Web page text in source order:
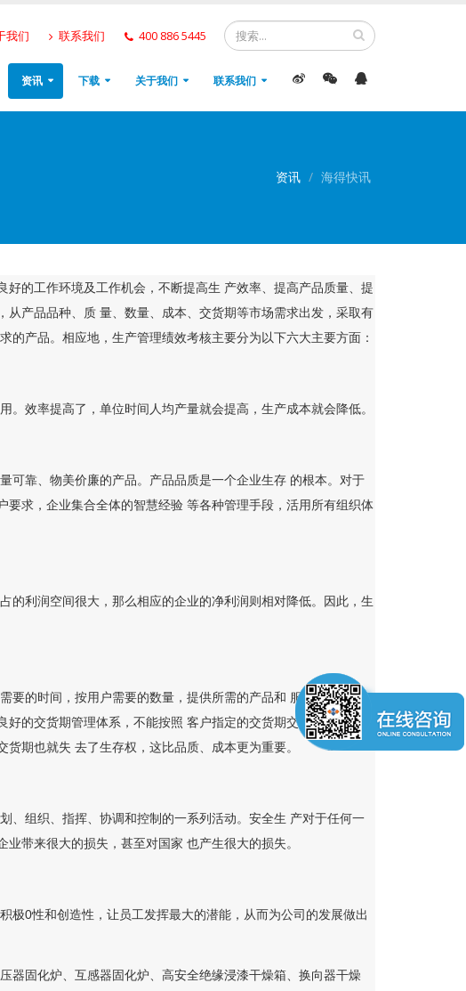
我们 联系我们 400 886 5445
资讯 下载 关于我们 联系我们
资讯 海得快讯
的工作环境及工作机会，不断提高生 产效率、提高产品质量、提
产品品种、质 量、数量、成本、交货期等市场需求出发，采取有
产品。相应地，生产管理绩效考核主要分为以下六大主要方面：
效率提高了，单位时间人均产量就会提高，生产成本就会降低。
靠、物美价廉的产品。产品品质是一个企业生存 的根本。对于
求，企业集合全体的智慧经验 等各种管理手段，活用所有组织体
利润空间很大，那么相应的企业的净利润则相对降低。因此，生
的时间，按用户需要的数量，提供所需的产品和 服务。一个企
的交货期管理体系，不能按照 客户指定的交货期交货，直接影响
期也就失 去了生存权，这比品质、成本更为重要。
组织、指挥、协调和控制的一系列活动。安全生 产对于任何一
带来很大的损失，甚至对国家 也产生很大的损失。
0性和创造性，让员工发挥最大的潜能，从而为公司的发展做出
器固化炉、互感器固化炉、高安全绝缘浸漆干燥箱、换向器干燥